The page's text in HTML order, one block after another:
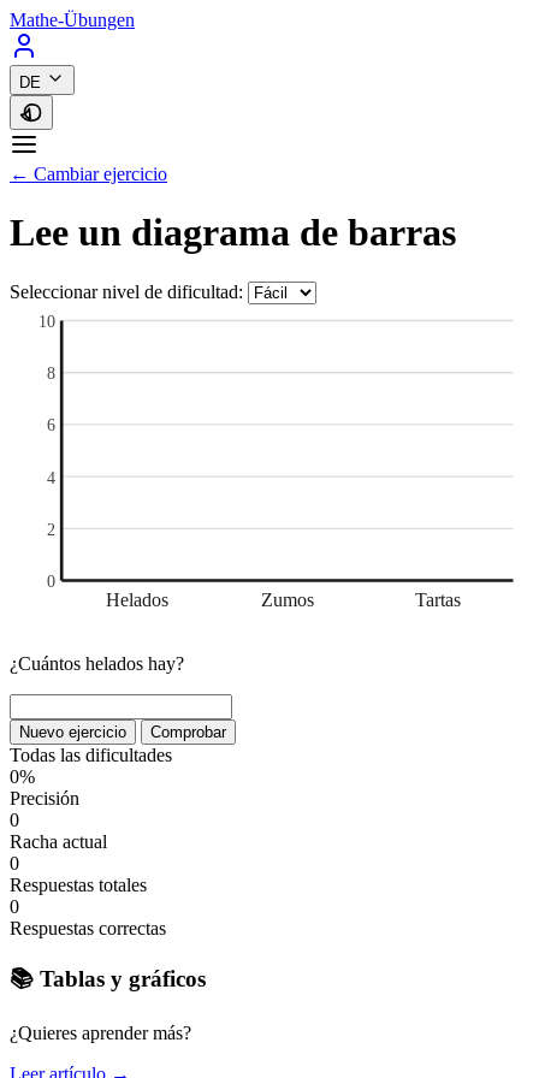
Mathe-Übungen
DE
← Cambiar ejercicio
Lee un diagrama de barras
Seleccionar nivel de dificultad:
0
2
4
6
8
10
Helados Zumos Tartas
¿Cuántos helados hay?
Nuevo ejercicio Comprobar
Todas las dificultades
0%
Precisión
0
Racha actual
0
Respuestas totales
0
Respuestas correctas
📚 Tablas y gráficos
¿Quieres aprender más?